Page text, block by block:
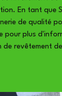
En tant que
de qualité
pour plus
revêtement